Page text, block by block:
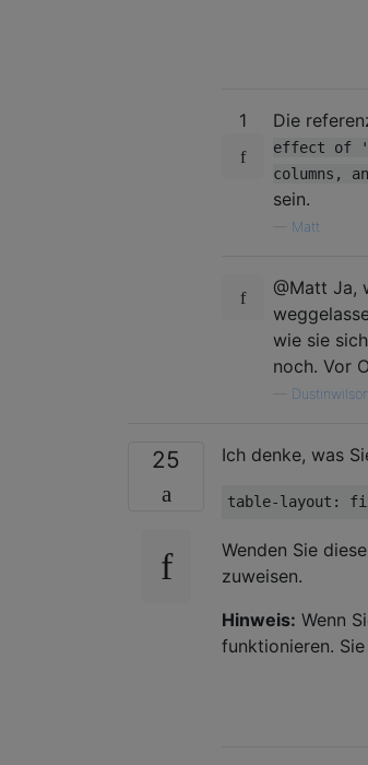
1 Die
effect of
columns,
sein.
Matt
@Matt Ja,
wie sie
noch. Vor
Dustinwilson
25 Ich denke, was
table-layout:
Wenden Sie
zuweisen.
Hinweis: Wenn
funktionieren.